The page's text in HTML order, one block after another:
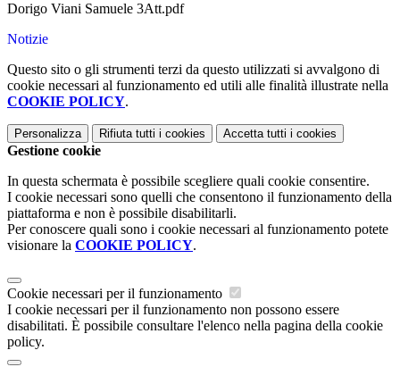
Dorigo Viani Samuele 3Att.pdf
Notizie
Questo sito o gli strumenti terzi da questo utilizzati si avvalgono di
cookie necessari al funzionamento ed utili alle finalità illustrate nella
COOKIE POLICY.
Personalizza Rifiuta tutti i cookies Accetta tutti i cookies
Gestione cookie
In questa schermata è possibile scegliere quali cookie consentire.
I cookie necessari sono quelli che consentono il funzionamento della
piattaforma e non è possibile disabilitarli.
Per conoscere quali sono i cookie necessari al funzionamento potete
visionare la COOKIE POLICY.
Cookie necessari per il funzionamento
I cookie necessari per il funzionamento non possono essere
disabilitati. È possibile consultare l'elenco nella pagina della cookie
policy.